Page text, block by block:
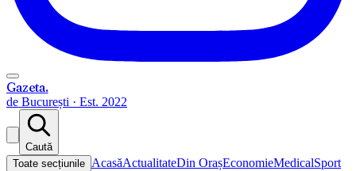
Gazeta.
de București · Est. 2022
Caută
Toate secțiunile AcasăActualitateDin OrașEconomieMedicalSport